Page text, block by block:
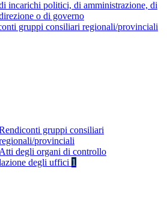
incarichi politici, di amministrazione, di
o di governo
gruppi consiliari regionali/provinciali
gruppi consiliari
provinciali
Atti degli organi di controllo
degli uffici 1